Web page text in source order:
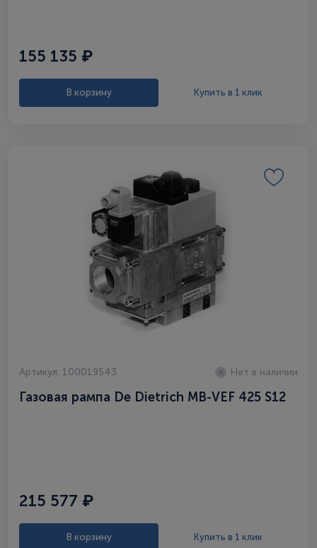
155 135 ₽
В корзину Купить в 1 клик
Артикул: 100019543 Нет в наличии
Газовая рампа De Dietrich MB-VEF 425 S12
215 577 ₽
В корзину Купить в 1 клик